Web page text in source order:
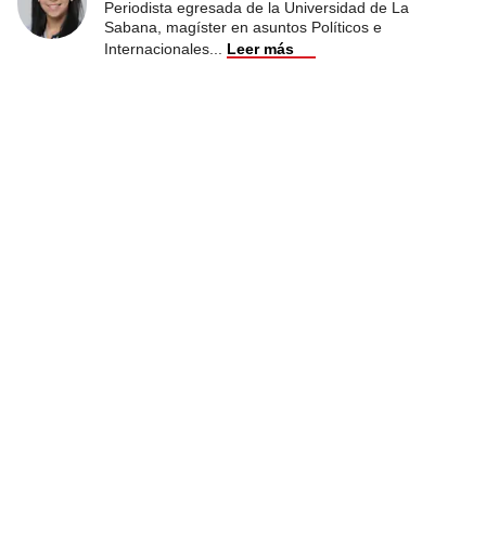
Periodista egresada de la Universidad de La
Sabana, magíster en asuntos Políticos e
Internacionales
Leer más